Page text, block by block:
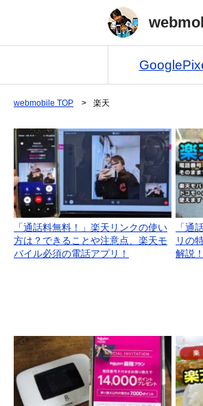
webmobile TOP > 楽天
「通話料無料！」楽天リンクの使い
方は？できることや注意点、楽天モ
バイル必須の電話アプリ！
「通
リの
解説！